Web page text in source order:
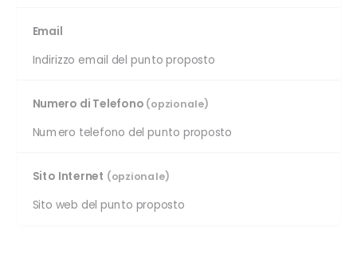
Email
Numero di Telefono (opzionale)
Sito Internet (opzionale)